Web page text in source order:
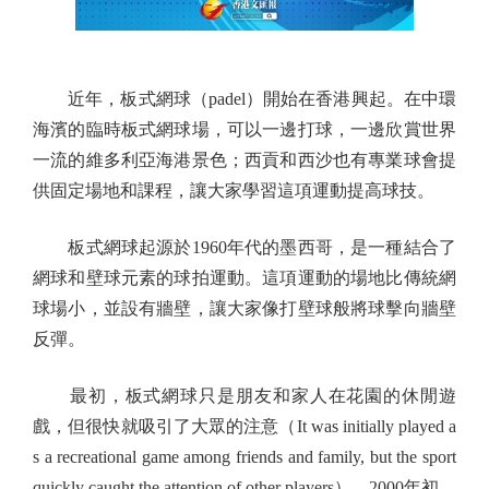
近年，板式網球（padel）開始在香港興起。在中環
海濱的臨時板式網球場，可以一邊打球，一邊欣賞世界
一流的維多利亞海港景色；西貢和西沙也有專業球會提
供固定場地和課程，讓大家學習這項運動提高球技。
板式網球起源於1960年代的墨西哥，是一種結合了
網球和壁球元素的球拍運動。這項運動的場地比傳統網
球場小，並設有牆壁，讓大家像打壁球般將球擊向牆壁
反彈。
最初，板式網球只是朋友和家人在花園的休閒遊
戲，但很快就吸引了大眾的注意（It was initially played a
s a recreational game among friends and family, but the sport